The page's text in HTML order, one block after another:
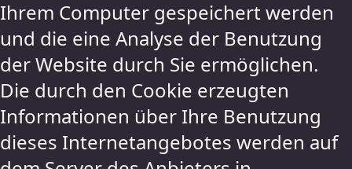
Ihrem Computer gespeichert werden
und die eine Analyse der Benutzung
der Website durch Sie ermöglichen.
Die durch den Cookie erzeugten
Informationen über Ihre Benutzung
dieses Internetangebotes werden auf